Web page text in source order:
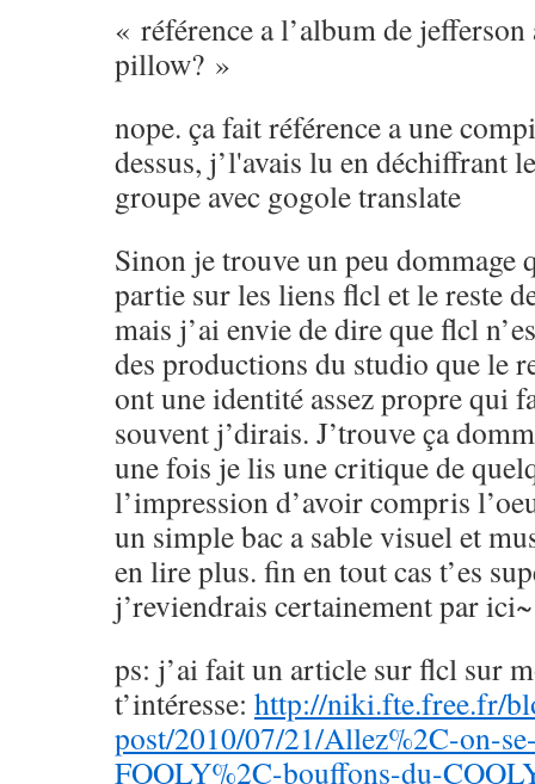
« référence a l’album de
pillow? »
nope. ça fait référence a une
dessus, j’l'avais lu en déchiffrant
groupe avec gogole translate
Sinon je trouve un peu dommage
partie sur les liens flcl et le reste
mais j’ai envie de dire que flcl
des productions du studio que le
ont une identité assez propre qui
souvent j’dirais. J’trouve ça
une fois je lis une critique de
l’impression d’avoir compris
un simple bac a sable visuel et
en lire plus. fin en tout cas t’es
j’reviendrais certainement par ici~
ps: j’ai fait un article sur flcl sur
t’intéresse: http://niki.fte.free.fr/
post/2010/07/21/Allez%2C-on-
FOOLY%2C-bouffons-du-